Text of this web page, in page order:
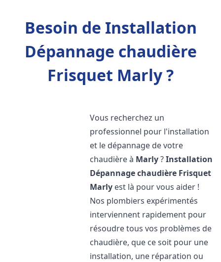
Besoin de Installation
Dépannage chaudière
Frisquet Marly ?
Vous recherchez un
professionnel pour l'installation
et le dépannage de votre
chaudière à Marly?Installation
Dépannage chaudière Frisquet
Marly est là pour vous aider !
Nos plombiers expérimentés
interviennent rapidement pour
résoudre tous vos problèmes de
chaudière, que ce soit pour une
installation, une réparation ou